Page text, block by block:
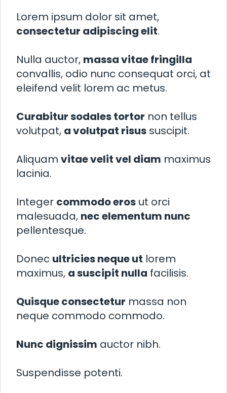
Lorem ipsum dolor sit amet,
consectetur adipiscing elit.
Nulla auctor, massa vitae fringilla
convallis, odio nunc consequat orci, at
eleifend velit lorem ac metus.
Curabitur sodales tortor non tellus
volutpat, a volutpat risus suscipit.
Aliquam vitae velit vel diam maximus
lacinia.
Integer commodo eros ut orci
malesuada, nec elementum nunc
pellentesque.
Donec ultricies neque ut lorem
maximus, a suscipit nulla facilisis.
Quisque consectetur massa non
neque commodo commodo.
Nunc dignissim auctor nibh.
Suspendisse potenti.